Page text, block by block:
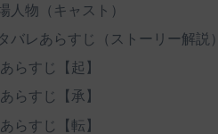
人物（キャスト）
バレあらすじ（ストーリー解説）
らすじ【起】
らすじ【承】
らすじ【転】